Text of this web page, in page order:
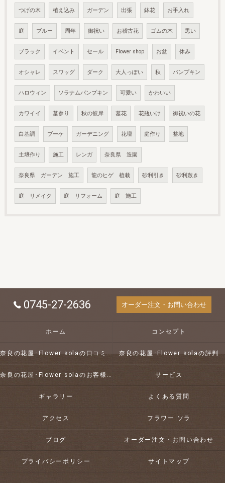
つげの木 植え込み ガーデン 出張 鉢花 お手入れ
庭 ブルー 周年 御祝い お稽古花 ゴムの木 黒い
ブラック イベント セール Flower shop お盆 休み
オシャレ スワッグ ダーク 大人っぽい 秋 パンプキン
ハロウィン ソラナムパンプキン 可愛い かわいい
カワイイ 墓参り 秋の彼岸 墓花 花瓶いけ 御祝いの花
白基調 ブーケ ガーデニング 花壇 庭作り 整地
土壌作り 施工 レンガ 奈良県 造園
奈良県 ガーデン 施工 龍のヒゲ 植栽 砂利引き 砂利敷き
庭 リメイク 庭 リフォーム 庭 施工
0745-27-2636 オーダー注文・お問い合わせ
ホーム コンセプト
奈良の花屋･Flower solaの口コミ情報 奈良の花屋･Flower solaの評判
奈良の花屋･Flower solaのお客様の声 サービス
ギャラリー よくある質問
アクセス フラワー ソラ
ブログ オーダー注文・お問い合わせ
プライバシーポリシー サイトマップ